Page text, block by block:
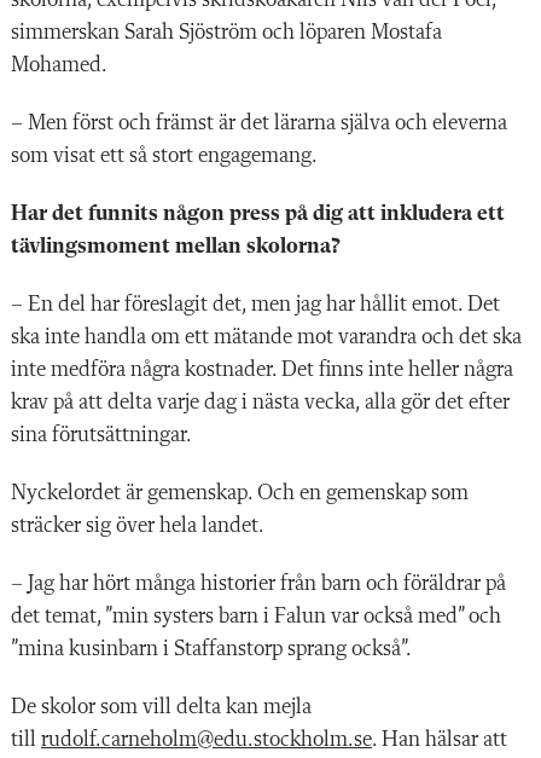
simmerskan Sarah Sjöström och löparen Mostafa
Mohamed.
– Men först och främst är det lärarna själva och eleverna
som visat ett så stort engagemang.
Har det funnits någon press på dig att inkludera ett
tävlingsmoment mellan skolorna?
– En del har föreslagit det, men jag har hållit emot. Det
ska inte handla om ett mätande mot varandra och det ska
inte medföra några kostnader. Det finns inte heller några
krav på att delta varje dag i nästa vecka, alla gör det efter
sina förutsättningar.
Nyckelordet är gemenskap. Och en gemenskap som
sträcker sig över hela landet.
– Jag har hört många historier från barn och föräldrar på
det temat, ”min systers barn i Falun var också med” och
”mina kusinbarn i Staffanstorp sprang också”.
De skolor som vill delta kan mejla
till rudolf.carneholm@edu.stockholm.se. Han hälsar att